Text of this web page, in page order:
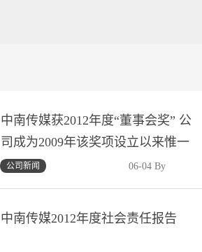
中南传媒获2012年度“董事会奖” 公
司成为2009年该奖项设立以来惟一
获奖湘企、惟一获奖文化传媒企业
06-04 By
公司新闻
中南传媒2012年度社会责任报告